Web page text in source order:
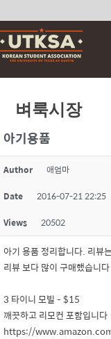
Skip
to
content
벼룩시장
아기용품
Author 애엄마
Date 2016-07-21 22:25
Views 20502
아기 용품 정리합니다. 리뷰
리뷰 보다 많이 구매했습니다
3 타이니 모빌 - $15
깨끗하고 리모컨 포함입니다
https://